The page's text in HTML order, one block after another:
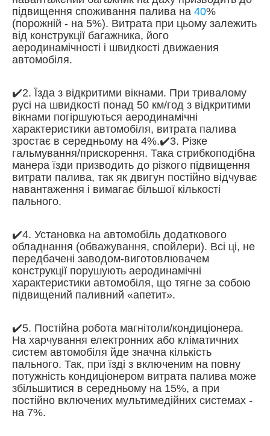
підвищення споживання палива на 40%
(порожній - на 5%). Витрата при цьому залежить
від конструкції багажника, його
аеродинамічності і швидкості движаения
автомобіля.
✔️2. Їзда з відкритими вікнами. При тривалому
русі на швидкості понад 50 км/год з відкритими
вікнами погіршуються аеродинамічні
характеристики автомобіля, витрата палива
зростає в середньому на 4%.✔️3. Різке
гальмування/прискорення. Така стрибкоподібна
манера їзди призводить до різкого підвищення
витрати палива, так як двигун постійно відчуває
навантаження і вимагає більшої кількості
пального.
✔️4. Установка на автомобіль додаткового
обладнання (обважування, спойлери). Всі ці, не
передбачені заводом-виготовлювачем
конструкції порушують аеродинамічні
характеристики автомобіля, що тягне за собою
підвищений паливний «апетит».
✔️5. Постійна робота магнітоли/кондиціонера.
На харчування електронних або кліматичних
систем автомобіля йде значна кількість
пального. Так, при їзді з включеним на повну
потужність кондиціонером витрата палива може
збільшитися в середньому на 15%, а при
постійно включених мультимедійних системах -
на 7%.